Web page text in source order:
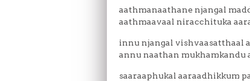
aathmanaathane njangal
aathmaavaal niracchituka
innu njangal vishvaasatthaal
annu naathan mukhamkandu
saaraaphukal aaraadhikkum